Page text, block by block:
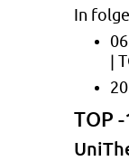
In
|
TOP